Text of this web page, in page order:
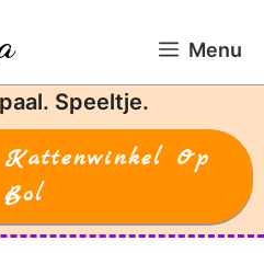
Menu
Speeltje.
Op
Bol